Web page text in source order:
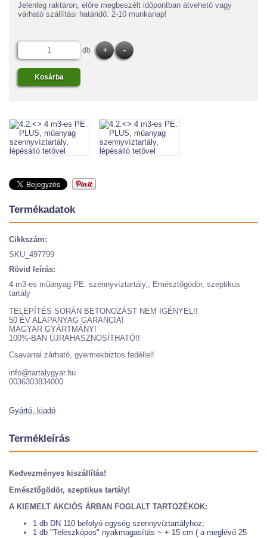
Jelenleg raktáron, előre megbeszélt időpontban átvehető vagy
várható szállítási határidő: 2-10 munkanap!
db
Termékadatok
Cikkszám:
SKU_497799
Rövid leírás:
4 m3-es műanyag PE. szennyvíztartály,; Emésztőgödör, szeptikus
tartály
TELEPÍTÉS SORÁN BETONOZÁST NEM IGÉNYEL!!
50 ÉV ALAPANYAG GARANCIA!
MAGYAR GYÁRTMÁNY!
100%-BAN ÚJRAHASZNOSÍTHATÓ!!
Csavarral zárható, gyermekbiztos fedéllel!
info@tartalygyar.hu
0036303834000
Gyártó, kiadó
Termékleírás
Kedvezményes kiszállítás!
Emésztőgödör, szeptikus tartály!
A KIEMELT AKCIÓS ÁRBAN FOGLALT TARTOZÉKOK:
1 db DN 110 befolyó egység szennyvíztartályhoz;
1 db "Teleszkópos" nyakmagasítás ~ + 15 cm ( a meglévő 25